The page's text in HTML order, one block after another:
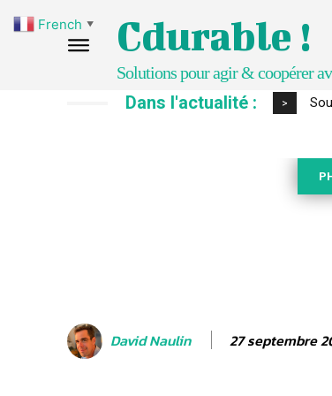
Cdurable !
Solutions pour agir & coopérer
Dans l'actualité : >
David Naulin 27 septembre
French ▼